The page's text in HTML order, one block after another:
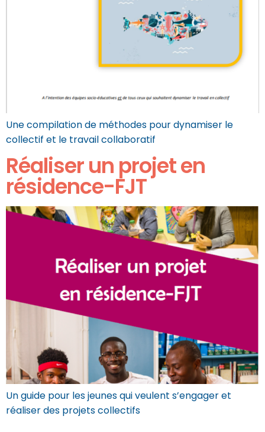
Une compilation de méthodes pour dynamiser le
collectif et le travail collaboratif
Réaliser un projet en
résidence-FJT
Un guide pour les jeunes qui veulent s’engager et
réaliser des projets collectifs